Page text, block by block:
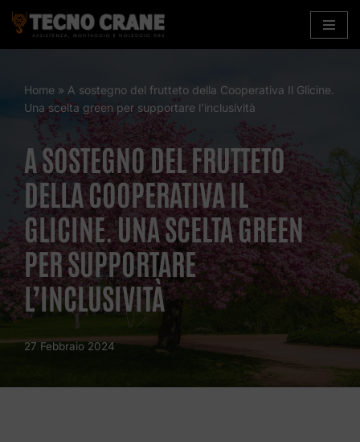
Home » A sostegno del frutteto della Cooperativa Il Glicine.
Una scelta green per supportare l’inclusività
A SOSTEGNO DEL FRUTTETO
DELLA COOPERATIVA IL
GLICINE. UNA SCELTA GREEN
PER SUPPORTARE
L’INCLUSIVITÀ
27 Febbraio 2024